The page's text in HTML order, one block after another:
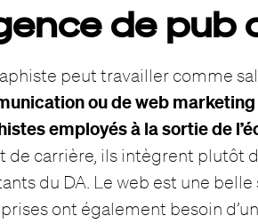
de pub
peut travailler comme
ou de web marketing
employés à la sortie de
de carrière, ils intègrent plutôt
du DA. Le web est une
ont également besoin